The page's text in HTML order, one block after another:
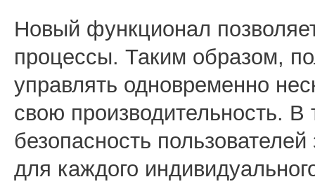
Новый функционал
процессы. Таким образом,
управлять одновременно
свою производительность.
безопасность
для каждого